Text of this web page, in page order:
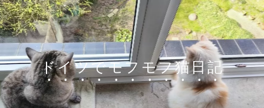
ドイツでモフモフ猫日記